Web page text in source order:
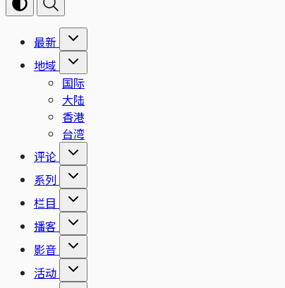
最新
地域
国际
大陆
香港
台湾
评论
系列
栏目
播客
影音
活动